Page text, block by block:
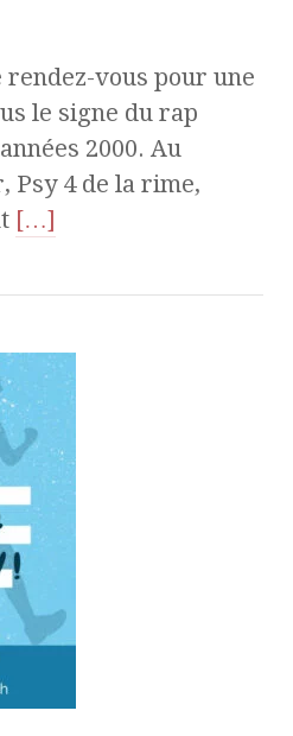
rendez-vous pour une
le signe du rap
2000. Au
Psy 4 de la rime,
[…]